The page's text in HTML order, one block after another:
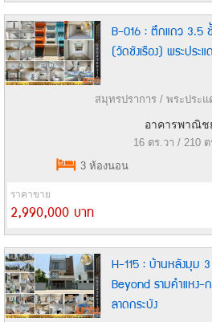
B-016 : ตึกแถว 3.5
(วัดชังเรือง) พระประ
สมุทรปราการ / พระประแ
อาคารพาณิช
16 ตร.วา / 210
3 ห้องนอน
ราคาขาย
2,990,000 บาท
H-115 : บ้านหลังมุม
Beyond รามคำแหง-
ลาดกระบัง